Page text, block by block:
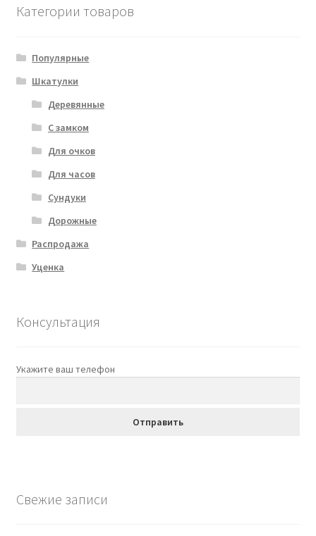
Категории товаров
Популярные
Шкатулки
Деревянные
С замком
Для очков
Для часов
Сундуки
Дорожные
Распродажа
Уценка
Консультация
Укажите ваш телефон
Свежие записи